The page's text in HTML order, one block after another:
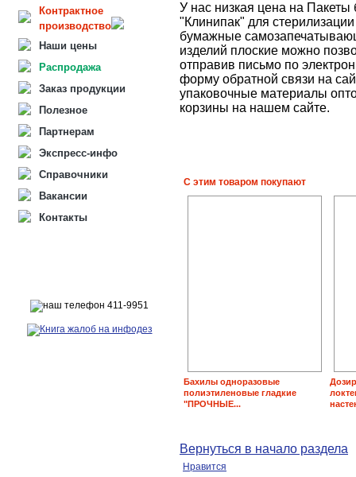
Контрактное
производство
Наши цены
Распродажа
Заказ продукции
Полезное
Партнерам
Экспресс-инфо
Справочники
Вакансии
Контакты
У нас низкая цена на
"Клинипак" для
бумажные
изделий плоские можно
отправив письмо по
форму обратной связи на
упаковочные материалы
корзины на нашем сайте.
С этим товаром покупают
Бахилы одноразовые
полиэтиленовые гладкие
"ПРОЧНЫЕ...
Вернуться в начало раздела
Нравится